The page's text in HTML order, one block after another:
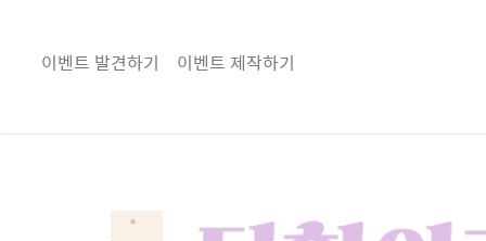
이벤트 발견하기 이벤트 제작하기